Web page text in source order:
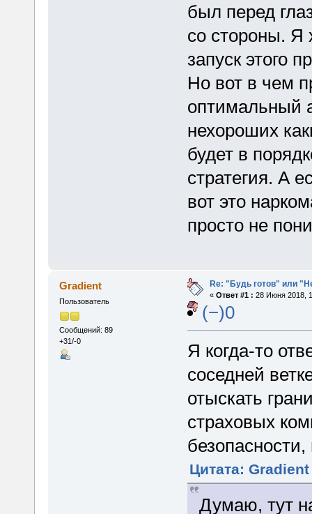
был перед
со стороны. Я
запуск этого
Но вот в чем
оптимальный
нехороших
будет в
стратегия. А
вот это
просто не
Gradient
Пользователь
Сообщений: 89
+31/-0
Re: "Будь готов" или
« Ответ #1 : 28 Июня 2018,
(−)0
Я когда-то
соседней
отыскать
страховых
Цитата:
Думаю, тут